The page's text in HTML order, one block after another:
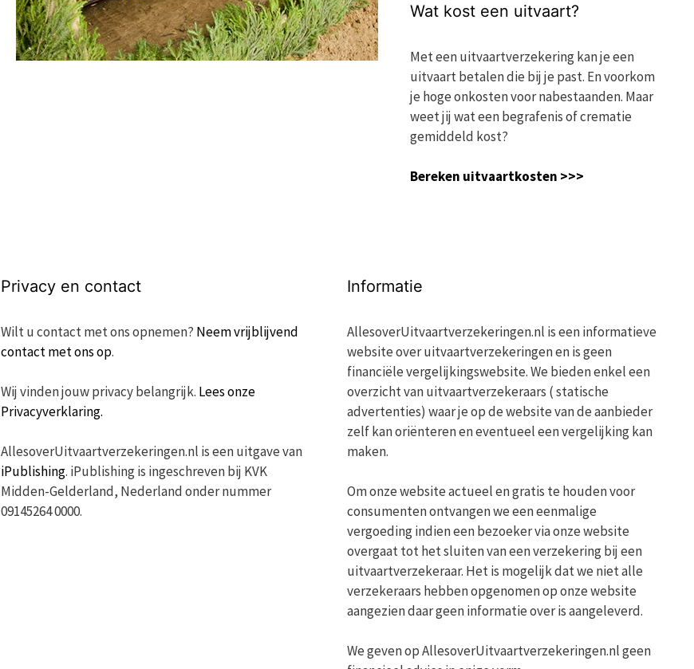
Wat kost een uitvaart?
Met een uitvaartverzekering kan je een
uitvaart betalen die bij je past. En voorkom
je hoge onkosten voor nabestaanden. Maar
weet jij wat een begrafenis of crematie
gemiddeld kost?
Bereken uitvaartkosten >>>
Privacy en contact
Wilt u contact met ons opnemen? Neem vrijblijvend
contact met ons op.
Wij vinden jouw privacy belangrijk. Lees onze
Privacyverklaring.
AllesoverUitvaartverzekeringen.nl is een uitgave van
iPublishing. iPublishing is ingeschreven bij KVK
Midden-Gelderland, Nederland onder nummer
09145264 0000.
Informatie
AllesoverUitvaartverzekeringen.nl is een informatieve
website over uitvaartverzekeringen en is geen
financiële vergelijkingswebsite. We bieden enkel een
overzicht van uitvaartverzekeraars ( statische
advertenties) waar je op de website van de aanbieder
zelf kan oriënteren en eventueel een vergelijking kan
maken.
Om onze website actueel en gratis te houden voor
consumenten ontvangen we een eenmalige
vergoeding indien een bezoeker via onze website
overgaat tot het sluiten van een verzekering bij een
uitvaartverzekeraar. Het is mogelijk dat we niet alle
verzekeraars hebben opgenomen op onze website
aangezien daar geen informatie over is aangeleverd.
We geven op AllesoverUitvaartverzekeringen.nl geen